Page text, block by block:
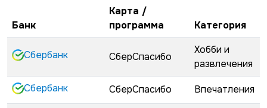
Банк
Карта /
программа
Категория
Сбербанк СберСпасибо
Хобби и
развлечения
Сбербанк СберСпасибо Впечатления